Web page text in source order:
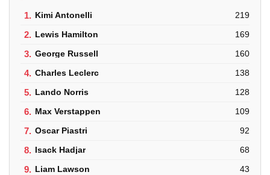
1. Kimi Antonelli 219
2. Lewis Hamilton 169
3. George Russell 160
4. Charles Leclerc 138
5. Lando Norris 128
6. Max Verstappen 109
7. Oscar Piastri 92
8. Isack Hadjar 68
9. Liam Lawson 43